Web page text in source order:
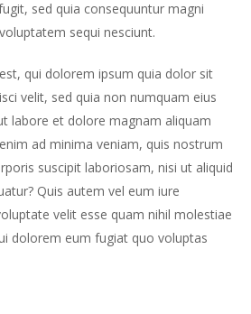
sed quia consequuntur magni
sequi nesciunt.
qui dolorem ipsum quia dolor sit
velit, sed quia non numquam eius
labore et dolore magnam aliquam
ad minima veniam, quis nostrum
suscipit laboriosam, nisi ut aliquid
Quis autem vel eum iure
velit esse quam nihil molestiae
dolorem eum fugiat quo voluptas